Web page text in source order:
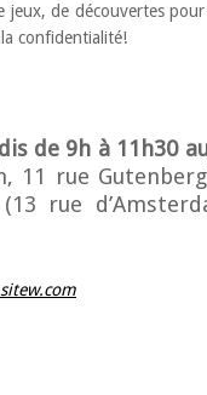
jeux, de découvertes
confidentialité!
de 9h à 11h30
11 rue
rue